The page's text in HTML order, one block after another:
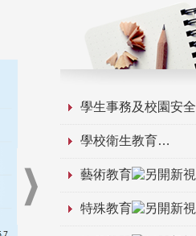
學生事務及校園安全
學校衛生教育
藝術教育
特殊教育